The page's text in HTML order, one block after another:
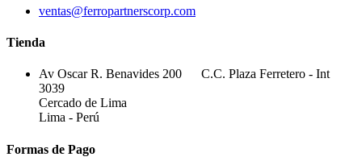
ventas@ferropartnerscorp.com
Tienda
Av Oscar R. Benavides 200 C.C. Plaza Ferretero - Int
3039
Cercado de Lima
Lima - Perú
Formas de Pago